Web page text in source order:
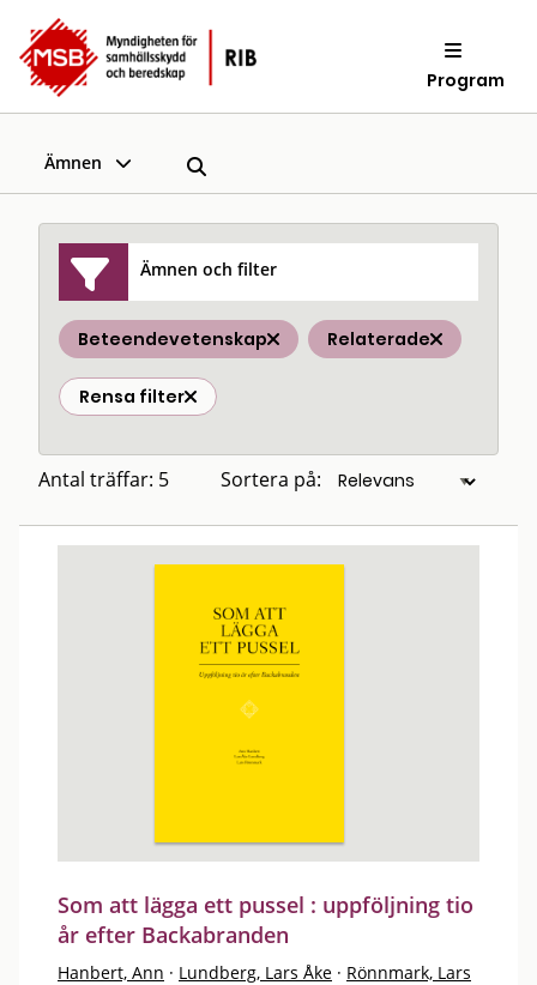
Program
Ämnen
Ämnen och filter
Beteendevetenskap Relaterade
Rensa filter
Antal träffar: 5 Sortera på:
Som att lägga ett pussel : uppföljning tio
år efter Backabranden
Hanbert, Ann · Lundberg, Lars Åke · Rönnmark, Lars